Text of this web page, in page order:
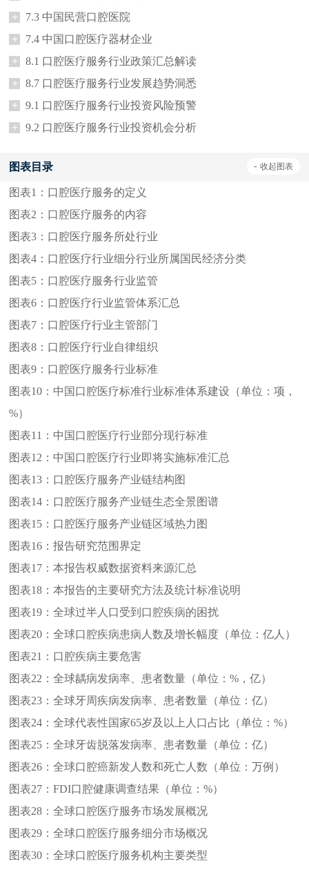
+
7.3 中国民营口腔医院
+
7.4 中国口腔医疗器材企业
+
8.1 口腔医疗服务行业政策汇总解读
+
8.7 口腔医疗服务行业发展趋势洞悉
+
9.1 口腔医疗服务行业投资风险预警
+
9.2 口腔医疗服务行业投资机会分析
图表目录 - 收起图表
图表1： 口腔医疗服务的定义
图表2： 口腔医疗服务的内容
图表3： 口腔医疗服务所处行业
图表4： 口腔医疗行业细分行业所属国民经济分类
图表5： 口腔医疗服务行业监管
图表6： 口腔医疗行业监管体系汇总
图表7： 口腔医疗行业主管部门
图表8： 口腔医疗行业自律组织
图表9： 口腔医疗服务行业标准
图表10： 中国口腔医疗标准行业标准体系建设（单位：项，
%）
图表11： 中国口腔医疗行业部分现行标准
图表12： 中国口腔医疗行业即将实施标准汇总
图表13： 口腔医疗服务产业链结构图
图表14： 口腔医疗服务产业链生态全景图谱
图表15： 口腔医疗服务产业链区域热力图
图表16：报告研究范围界定
图表17：本报告权威数据资料来源汇总
图表18：本报告的主要研究方法及统计标准说明
图表19：全球过半人口受到口腔疾病的困扰
图表20：全球口腔疾病患病人数及增长幅度（单位：亿人）
图表21： 口腔疾病主要危害
图表22：全球龋病发病率、患者数量（单位：%，亿）
图表23：全球牙周疾病发病率、患者数量（单位：亿）
图表24：全球代表性国家65岁及以上人口占比（单位：%）
图表25：全球牙齿脱落发病率、患者数量（单位：亿）
图表26：全球口腔癌新发人数和死亡人数（单位：万例）
图表27：FDI口腔健康调查结果（单位：%）
图表28：全球口腔医疗服务市场发展概况
图表29：全球口腔医疗服务细分市场概况
图表30：全球口腔医疗服务机构主要类型